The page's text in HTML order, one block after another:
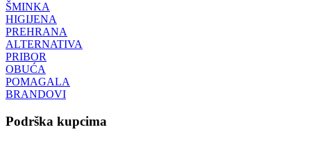
ŠMINKA
HIGIJENA
PREHRANA
ALTERNATIVA
PRIBOR
OBUĆA
POMAGALA
BRANDOVI
Podrška kupcima